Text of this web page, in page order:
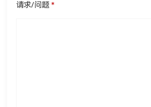
请求/问题*